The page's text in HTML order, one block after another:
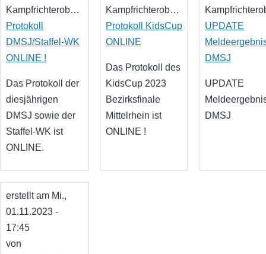
Kampfrichterob…
Protokoll
DMSJ/Staffel-WK
ONLINE !
Das Protokoll der
diesjährigen
DMSJ sowie der
Staffel-WK ist
ONLINE.
Kampfrichterob…
Protokoll KidsCup
ONLINE
Das Protokoll des
KidsCup 2023
Bezirksfinale
Mittelrhein ist
ONLINE !
UPDATE
DMSJ
UPDATE
DMSJ
erstellt am Mi.,
01.11.2023 -
17:45
von